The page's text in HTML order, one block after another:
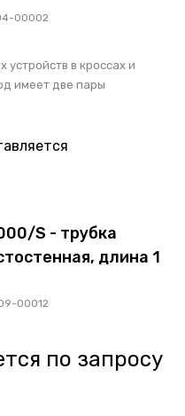
00002
в кроссах и
имеет две пары
S - трубка
длина 1
00012
по запросу